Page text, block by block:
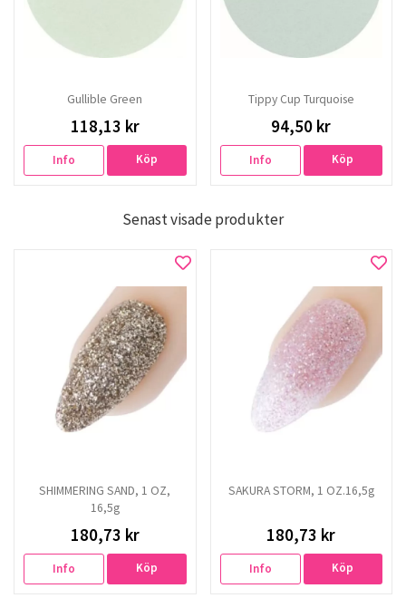
Gullible Green
118,13 kr
Info Köp
Tippy Cup Turquoise
94,50 kr
Info Köp
Senast visade produkter
SHIMMERING SAND, 1 OZ,
16,5g
180,73 kr
Info Köp
SAKURA STORM, 1 OZ.16,5g
180,73 kr
Info Köp